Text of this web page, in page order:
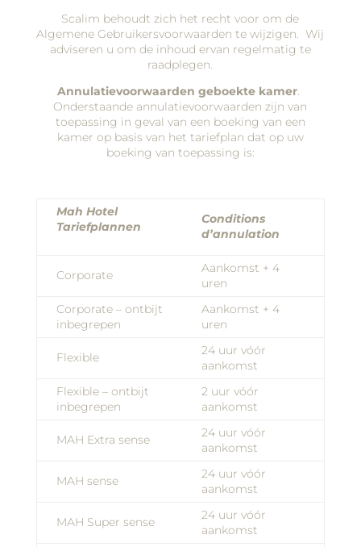
Scalim behoudt zich het recht voor om de
Algemene Gebruikersvoorwaarden te wijzigen. Wij
adviseren u om de inhoud ervan regelmatig te
raadplegen.
Annulatievoorwaarden geboekte kamer.
Onderstaande annulatievoorwaarden zijn van
toepassing in geval van een boeking van een
kamer op basis van het tariefplan dat op uw
boeking van toepassing is:
Mah Hotel
Tariefplannen
Conditions
d’annulation
Corporate
Aankomst + 4
uren
Corporate – ontbijt
inbegrepen
Aankomst + 4
uren
Flexible
24 uur vóór
aankomst
Flexible – ontbijt
inbegrepen
2 uur vóór
aankomst
MAH Extra sense
24 uur vóór
aankomst
MAH sense
24 uur vóór
aankomst
MAH Super sense
24 uur vóór
aankomst